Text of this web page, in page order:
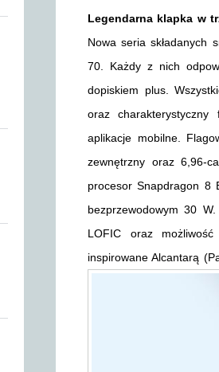
Legendarna klapka w
Nowa seria
70. Każdy z nich
dopiskiem plus.
oraz
aplikacje mobilne.
zewnętrzny oraz 6,96-
procesor Snapdragon 8
bezprzewodowym 30
LOFIC oraz
inspirowane Alcantarą